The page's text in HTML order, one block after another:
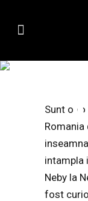
Sunt o
Romania
intampla
Neby la
fost